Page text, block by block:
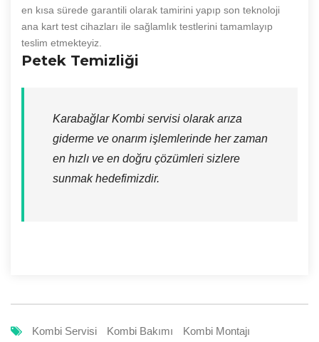
en kısa sürede garantili olarak tamirini yapıp son teknoloji
ana kart test cihazları ile sağlamlık testlerini tamamlayıp
teslim etmekteyiz.
Petek Temizliği
Karabağlar Kombi servisi olarak arıza
giderme ve onarım işlemlerinde her zaman
en hızlı ve en doğru çözümleri sizlere
sunmak hedefimizdir.
Kombi Servisi Kombi Bakımı
Kombi Montajı